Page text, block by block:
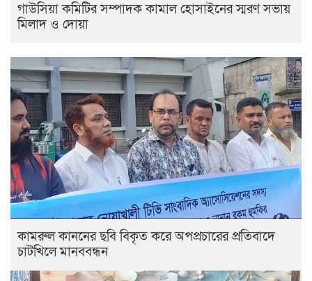
গাউসিয়া কমিটির সম্পাদক কামাল হোসাইনের স্মরণ সভায়
মিলাদ ও দোয়া
কামরুল কাননের ছবি বিকৃত করে অপপ্রচারের প্রতিবাদে
চাটখিলে মানববন্ধন